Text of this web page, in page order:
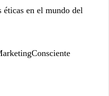
éticas en el mundo del